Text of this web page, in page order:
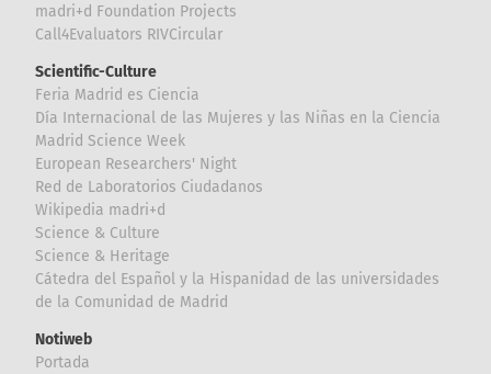
madri+d Foundation Projects
Call4Evaluators RIVCircular
Scientific-Culture
Feria Madrid es Ciencia
Día Internacional de las Mujeres y las Niñas en la Ciencia
Madrid Science Week
European Researchers' Night
Red de Laboratorios Ciudadanos
Wikipedia madri+d
Science & Culture
Science & Heritage
Cátedra del Español y la Hispanidad de las universidades
de la Comunidad de Madrid
Notiweb
Portada